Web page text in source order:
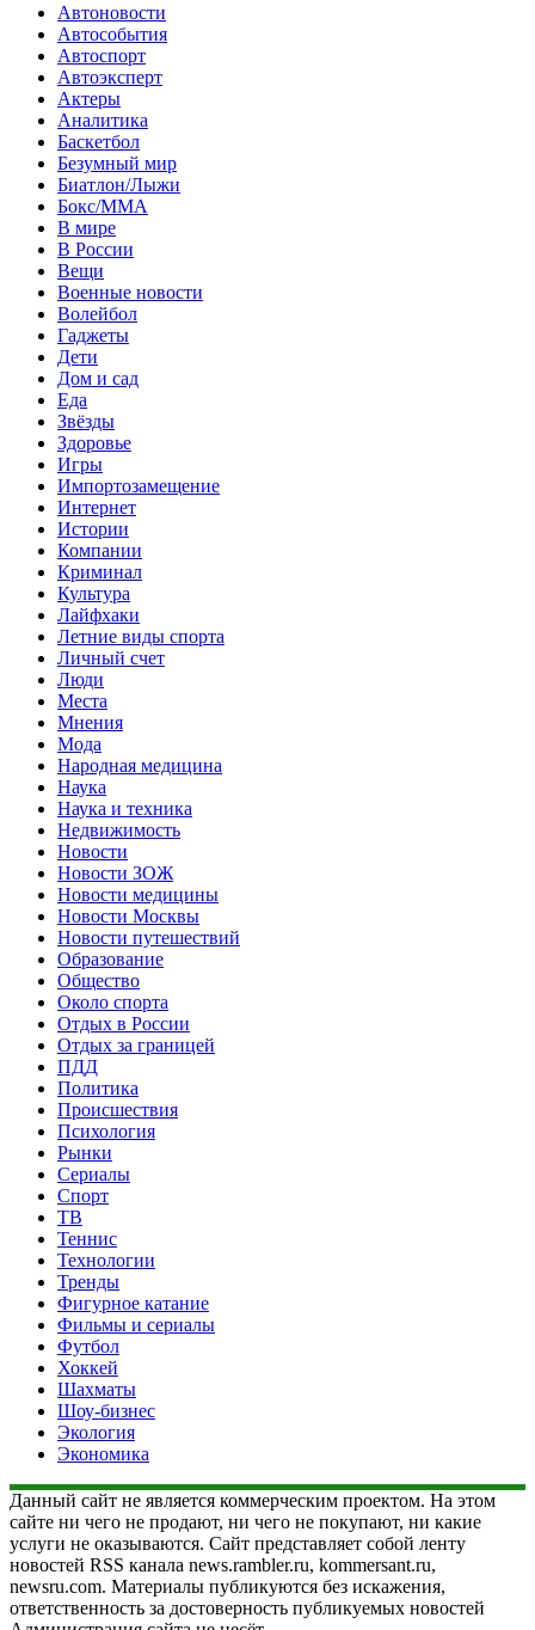
Автоновости
Автособытия
Автоспорт
Автоэксперт
Актеры
Аналитика
Баскетбол
Безумный мир
Биатлон/Лыжи
Бокс/MMA
В мире
В России
Вещи
Военные новости
Волейбол
Гаджеты
Дети
Дом и сад
Еда
Звёзды
Здоровье
Игры
Импортозамещение
Интернет
Истории
Компании
Криминал
Культура
Лайфхаки
Летние виды спорта
Личный счет
Люди
Места
Мнения
Мода
Народная медицина
Наука
Наука и техника
Недвижимость
Новости
Новости ЗОЖ
Новости медицины
Новости Москвы
Новости путешествий
Образование
Общество
Около спорта
Отдых в России
Отдых за границей
ПДД
Политика
Происшествия
Психология
Рынки
Сериалы
Спорт
ТВ
Теннис
Технологии
Тренды
Фигурное катание
Фильмы и сериалы
Футбол
Хоккей
Шахматы
Шоу-бизнес
Экология
Экономика
Данный сайт не является коммерческим проектом. На этом
сайте ни чего не продают, ни чего не покупают, ни какие
услуги не оказываются. Сайт представляет собой ленту
новостей RSS канала news.rambler.ru, kommersant.ru,
newsru.com. Материалы публикуются без искажения,
ответственность за достоверность публикуемых новостей